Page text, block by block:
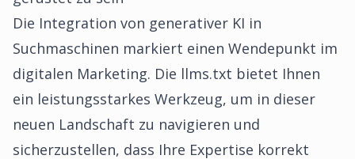
Die Integration von generativer KI in
Suchmaschinen markiert einen Wendepunkt im
digitalen Marketing. Die llms.txt bietet Ihnen
ein leistungsstarkes Werkzeug, um in dieser
neuen Landschaft zu navigieren und
sicherzustellen, dass Ihre Expertise korrekt